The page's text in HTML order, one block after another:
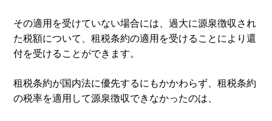
その適用を受けていない場合には、過大に源泉徴収され
た税額について、租税条約の適用を受けることにより還
付を受けることができます。
租税条約が国内法に優先するにもかかわらず、租税条約
の税率を適用して源泉徴収できなかったのは、